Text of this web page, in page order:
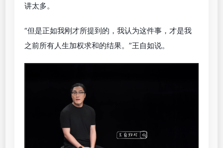
讲太多。
“但是正如我刚才所提到的，我认为这件事，才是我
之前所有人生加权求和的结果。”王自如说。